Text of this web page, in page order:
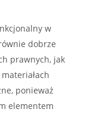
w
dobrze
prawnych, jak
ponieważ
elementem